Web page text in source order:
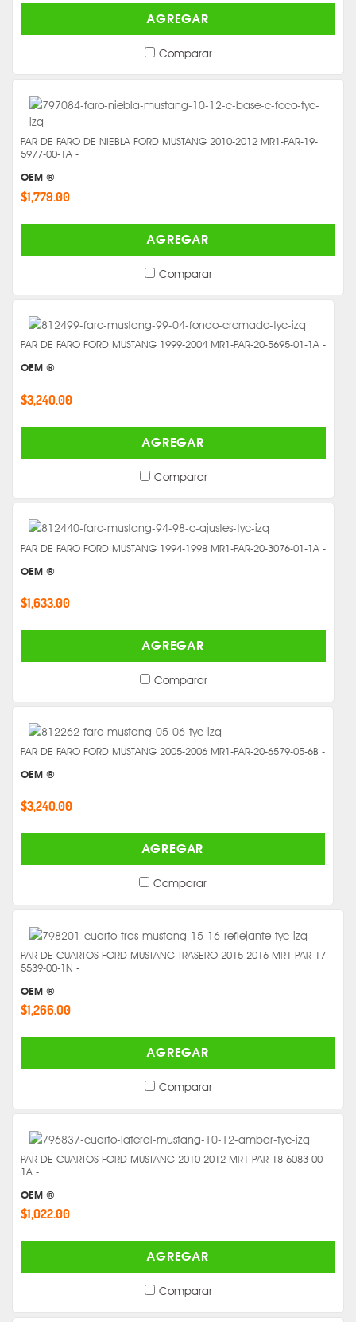
AGREGAR
Comparar
PAR DE FARO DE NIEBLA FORD MUSTANG 2010-2012 MR1-PAR-19-
5977-00-1A -
OEM ®
$1,779.00
AGREGAR
Comparar
PAR DE FARO FORD MUSTANG 1999-2004 MR1-PAR-20-5695-01-1A -
OEM ®
$3,240.00
AGREGAR
Comparar
PAR DE FARO FORD MUSTANG 1994-1998 MR1-PAR-20-3076-01-1A -
OEM ®
$1,633.00
AGREGAR
Comparar
PAR DE FARO FORD MUSTANG 2005-2006 MR1-PAR-20-6579-05-6B -
OEM ®
$3,240.00
AGREGAR
Comparar
PAR DE CUARTOS FORD MUSTANG TRASERO 2015-2016 MR1-PAR-17-
5539-00-1N -
OEM ®
$1,266.00
AGREGAR
Comparar
PAR DE CUARTOS FORD MUSTANG 2010-2012 MR1-PAR-18-6083-00-
1A -
OEM ®
$1,022.00
AGREGAR
Comparar